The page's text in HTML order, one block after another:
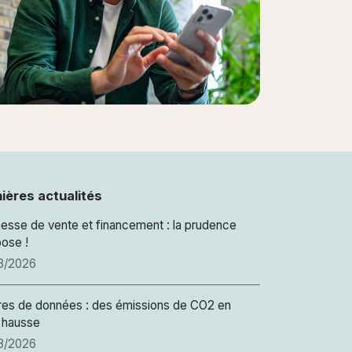
actualités
de vente et financement : la prudence
!
2026
de données : des émissions de CO2 en
2026